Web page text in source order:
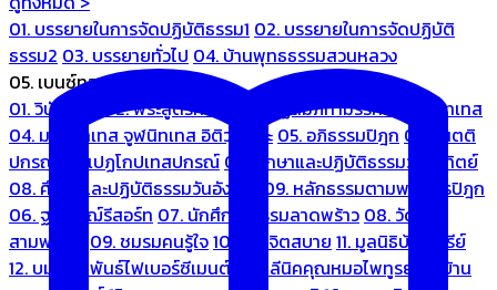
01. บรรยายในการจัดปฏิบัติธรรม1 02. บรรยายในการจัดปฏิบัติ
ธรรม2 03. บรรยายทั่วไป 04. บ้านพุทธธรรมสวนหลวง
05. เบนซ์ทองหล่อ
01. วินัยปิฎก
02. พระสูตรศึกษา
03. ปฏิสัมภิทามรรคและจูฬนิทเทส
04. มหานิทเทส จูฬนิทเทส อิติวุตตกะ 05. อภิธรรมปิฎก 06. เนตติ
ปกรณ์ และเปฏโกปเทสปกรณ์ 07. ศึกษาและปฏิบัติธรรมวันอาทิตย์
08. ศึกษาและปฏิบัติธรรมวันอังคาร
09. หลักธรรมตามพระไตรปิฎก
06. ฐณิชาฌ์รีสอร์ท 07. นักศึกษาธรรมลาดพร้าว 08. วัด
สามพระยา
09. ชมรมคนรู้ใจ10. บ้านจิตสบาย 11. มูลนิธิบ้านอารีย์
12. บมจ.มหพันธ์ไฟเบอร์ซีเมนต์
13. คลีนิคคุณหมอไพทูรย์
14. บ้าน